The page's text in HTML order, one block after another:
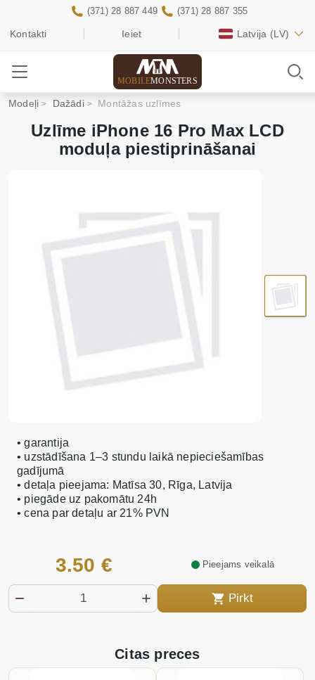
Kontakti Ieiet Latvija (LV)
(371) 28 887 449 (371) 28 887 355
MOBILEMONSTERS
Modeļi Dažādi Montāžas uzlīmes
Uzlīme iPhone 16 Pro Max LCD
moduļa piestiprināšanai
3.50 €
Pirkt
Pieejams veikalā
• garantija
• uzstādīšana 1–3 stundu laikā nepieciešamības
gadījumā
• detaļa pieejama: Matīsa 30, Rīga, Latvija
• piegāde uz pakomātu 24h
• cena par detaļu ar 21% PVN
Citas preces